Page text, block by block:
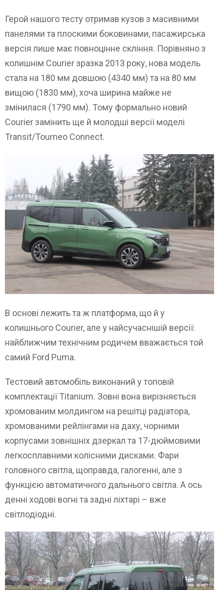
Герой нашого тесту отримав кузов з масивними
панелями та плоскими боковинами, пасажирська
версія лише має повноцінне скління. Порівняно з
колишнім Courier зразка 2013 року, нова модель
стала на 180 мм довшою (4340 мм) та на 80 мм
вищою (1830 мм), хоча ширина майже не
змінилася (1790 мм). Тому формально новий
Courier замінить ще й молодші версії моделі
Transit/Tourneo Connect.
В основі лежить та ж платформа, що й у
колишнього Courier, але у найсучаснішій версії:
найближчим технічним родичем вважається той
самий Ford Puma.
Тестовий автомобіль виконаний у топовій
комплектації Titanium. Зовні вона вирізняється
хромованим молдингом на решітці радіатора,
хромованими рейлінгами на даху, чорними
корпусами зовнішніх дзеркал та 17-дюймовими
легкосплавними колісними дисками. Фари
головного світла, щоправда, галогенні, але з
функцією автоматичного дальнього світла. А ось
денні ходові вогні та задні ліхтарі – вже
світлодіодні.